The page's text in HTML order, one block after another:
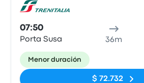
07:50
Porta Susa 36m
Menor duración
$ 72.732